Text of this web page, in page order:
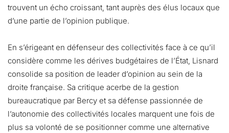
trouvent un écho croissant, tant auprès des élus locaux que
d’une partie de l’opinion publique.
En s’érigeant en défenseur des collectivités face à ce qu’il
considère comme les dérives budgétaires de l’État, Lisnard
consolide sa position de leader d’opinion au sein de la
droite française. Sa critique acerbe de la gestion
bureaucratique par Bercy et sa défense passionnée de
l’autonomie des collectivités locales marquent une fois de
plus sa volonté de se positionner comme une alternative